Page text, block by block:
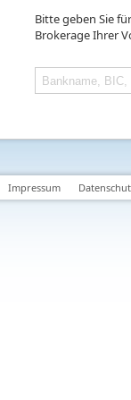
Bitte geben Sie
Brokerage Ihrer
Impressum